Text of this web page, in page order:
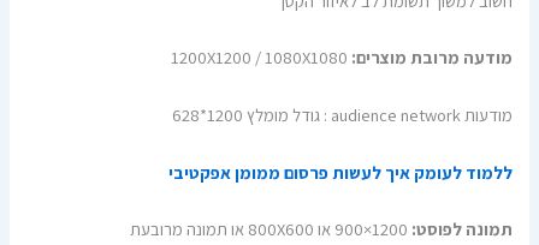
מודעה מרובת מוצרים:
מודעות audience network : גודל מומלץ 1200*628
ללמוד לעומק איך לעשות פרסום ממומן אפקטיבי
תמונה לפוסט: